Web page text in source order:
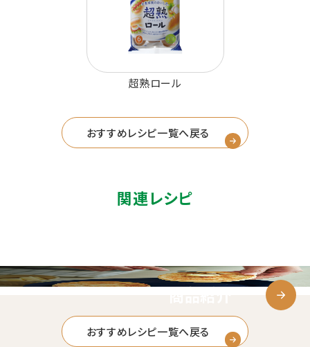
超熟ロール
おすすめレシピ一覧へ戻る
関連レシピ
おすすめレシピ一覧へ戻る